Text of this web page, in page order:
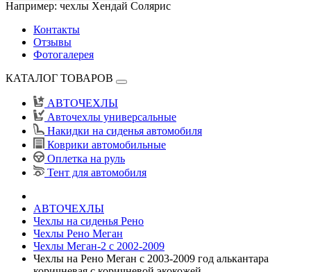
Например: чехлы Хендай Солярис
Контакты
Отзывы
Фотогалерея
КАТАЛОГ ТОВАРОВ
АВТОЧЕХЛЫ
Авточехлы универсальные
Накидки на сиденья автомобиля
Коврики автомобильные
Оплетка на руль
Тент для автомобиля
АВТОЧЕХЛЫ
Чехлы на сиденья Рено
Чехлы Рено Меган
Чехлы Меган-2 с 2002-2009
Чехлы на Рено Меган с 2003-2009 год алькантара